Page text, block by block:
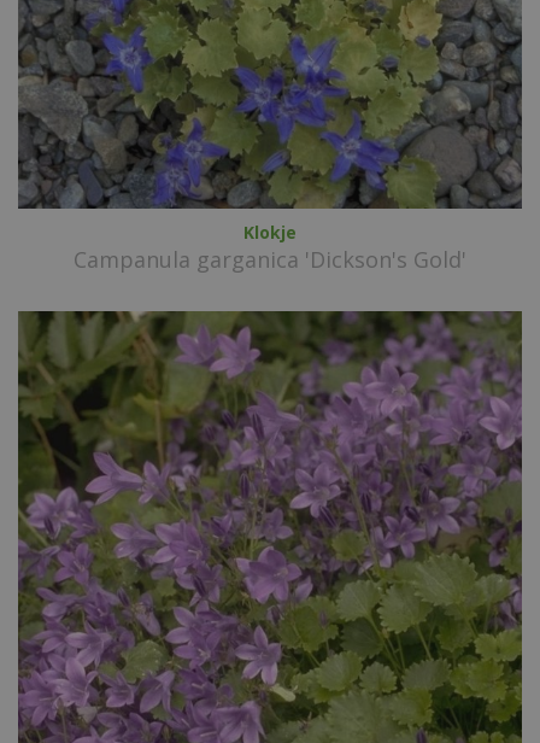
Klokje
Campanula garganica 'Dickson's Gold'